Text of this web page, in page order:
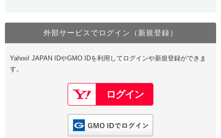
Value Domain Oneにログイン
Google
GMO ID Amazon
※AmazonはValue Domain Oneのログイン画面へ遷移します
Value Domain Oneアカウント作成
以下でも登録可能
Google Yahoo!
GMO ID
外部サービスでログイン（新規登録）
Yahoo! JAPAN IDやGMO IDを利用してログインや新規登録ができま
す。